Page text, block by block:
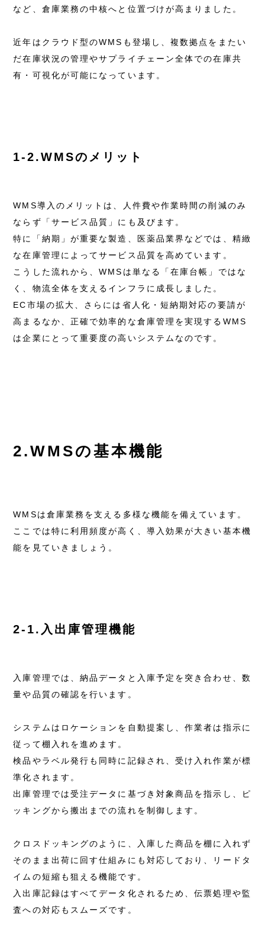
など、倉庫業務の中核へと位置づけが高まりました。
近年はクラウド型のWMSも登場し、複数拠点をまたい
だ在庫状況の管理やサプライチェーン全体での在庫共
有・可視化が可能になっています。
1-2.WMSのメリット
WMS導入のメリットは、人件費や作業時間の削減のみ
ならず「サービス品質」にも及びます。
特に「納期」が重要な製造、医薬品業界などでは、精緻
な在庫管理によってサービス品質を高めています。
こうした流れから、WMSは単なる「在庫台帳」ではな
く、物流全体を支えるインフラに成長しました。
EC市場の拡大、さらには省人化・短納期対応の要請が
高まるなか、正確で効率的な倉庫管理を実現するWMS
は企業にとって重要度の高いシステムなのです。
2.WMSの基本機能
WMSは倉庫業務を支える多様な機能を備えています。
ここでは特に利用頻度が高く、導入効果が大きい基本機
能を見ていきましょう。
2-1.入出庫管理機能
入庫管理では、納品データと入庫予定を突き合わせ、数
量や品質の確認を行います。
システムはロケーションを自動提案し、作業者は指示に
従って棚入れを進めます。
検品やラベル発行も同時に記録され、受け入れ作業が標
準化されます。
出庫管理では受注データに基づき対象商品を指示し、ピ
ッキングから搬出までの流れを制御します。
クロスドッキングのように、入庫した商品を棚に入れず
そのまま出荷に回す仕組みにも対応しており、リードタ
イムの短縮も狙える機能です。
入出庫記録はすべてデータ化されるため、伝票処理や監
査への対応もスムーズです。